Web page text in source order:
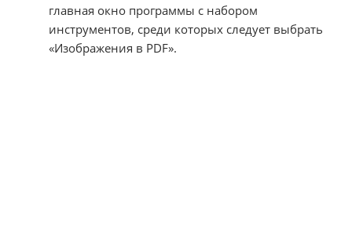
главная окно программы с набором
инструментов, среди которых следует выбрать
«Изображения в PDF».